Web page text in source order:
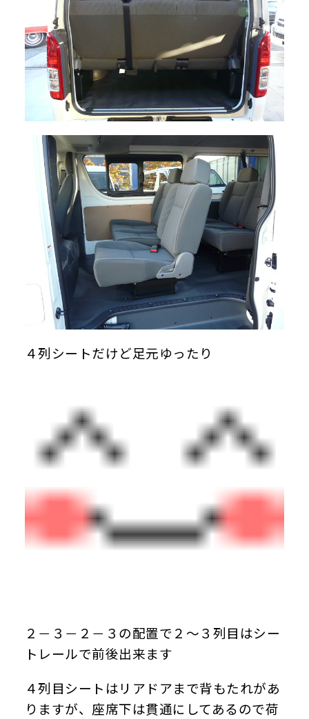
４列シートだけど足元ゆったり
２－３－２－３の配置で２～３列目はシー
トレールで前後出来ます
４列目シートはリアドアまで背もたれがあ
りますが、座席下は貫通にしてあるので荷